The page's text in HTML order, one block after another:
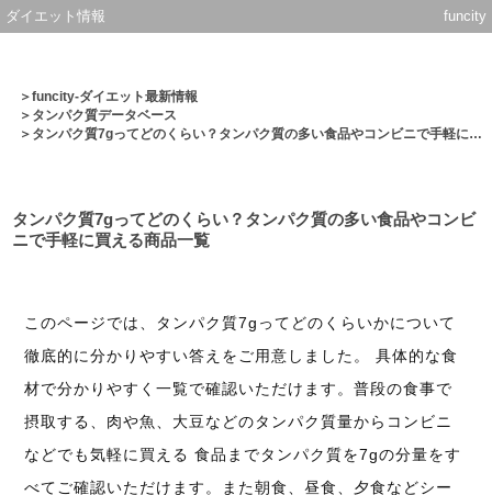
ダイエット情報 funcity
＞funcity-ダイエット最新情報
＞ タンパク質データベース
＞タンパク質7gってどのくらい？タンパク質の多い食品やコンビニで手軽に買える商品一覧
タンパク質7gってどのくらい？タンパク質の多い食品やコンビ
ニで手軽に買える商品一覧
このページでは、タンパク質7gってどのくらいかについて
徹底的に分かりやすい答えをご用意しました。 具体的な食
材で分かりやすく一覧で確認いただけます。普段の食事で
摂取する、肉や魚、大豆などのタンパク質量からコンビニ
などでも気軽に買える 食品までタンパク質を7gの分量をす
べてご確認いただけます。また朝食、昼食、夕食などシー